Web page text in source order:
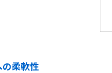
柔軟性